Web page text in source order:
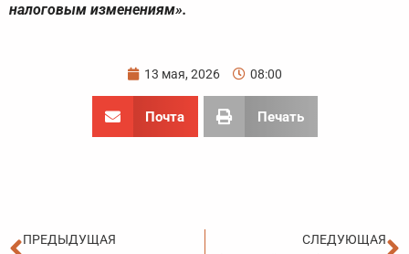
налоговым изменениям».
13 мая, 2026 08:00
Почта Печать
Пред
ПРЕДЫДУЩАЯ СЛЕДУЮЩАЯ